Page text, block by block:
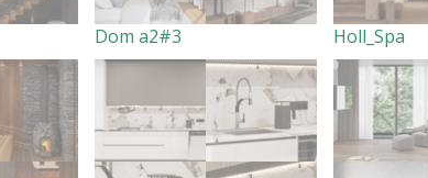
Dom a2#3 Holl_Spa